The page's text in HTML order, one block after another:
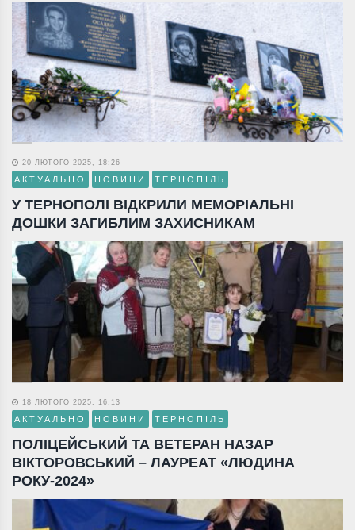
20 ЛЮТОГО 2025, 18:26
АКТУАЛЬНО НОВИНИ ТЕРНОПІЛЬ
У ТЕРНОПОЛІ ВІДКРИЛИ МЕМОРІАЛЬНІ
ДОШКИ ЗАГИБЛИМ ЗАХИСНИКАМ
18 ЛЮТОГО 2025, 16:13
АКТУАЛЬНО НОВИНИ ТЕРНОПІЛЬ
ПОЛІЦЕЙСЬКИЙ ТА ВЕТЕРАН НАЗАР
ВІКТОРОВСЬКИЙ – ЛАУРЕАТ «ЛЮДИНА
РОКУ-2024»